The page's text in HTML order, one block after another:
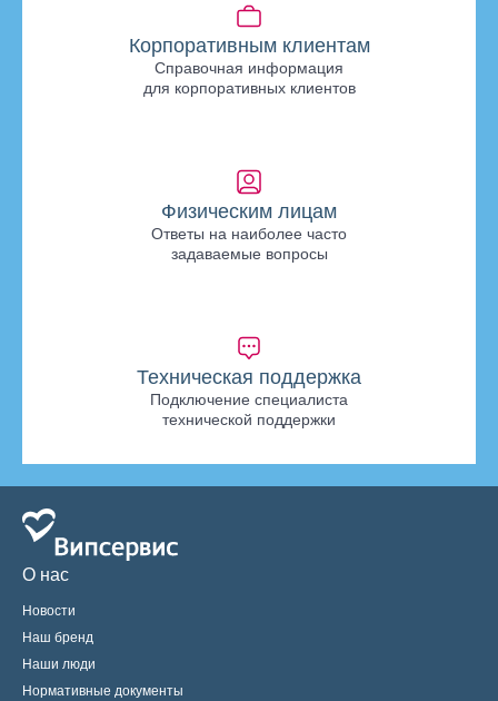
Корпоративным клиентам
Справочная информация
для корпоративных клиентов
Физическим лицам
Ответы на наиболее часто
задаваемые вопросы
Техническая поддержка
Подключение специалиста
технической поддержки
О нас
Новости
Наш бренд
Наши люди
Нормативные документы